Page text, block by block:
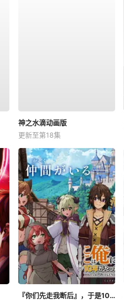
神之水滴动画版
更新至第18集
『你们先走我断后』，于是10年后我成为了传说